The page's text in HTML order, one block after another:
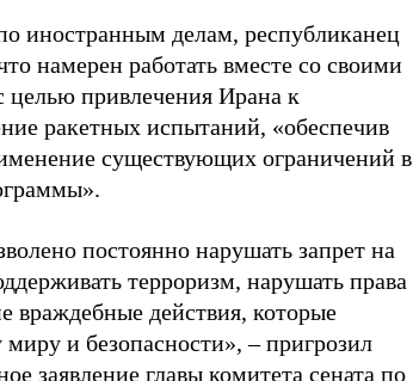
иностранным делам, республиканец
намерен работать вместе со своими
привлечения Ирана к
ракетных испытаний, «обеспечив
существующих ограничений в
постоянно нарушать запрет на
терроризм, нарушать права
враждебные действия, которые
и безопасности», – пригрозил
заявление главы комитета сената по